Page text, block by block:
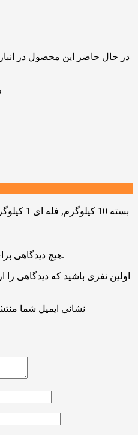
در حال حاضر این محصول در
هیچ دیدگاهی برای این محصول نوشته نشده است.
اولین نفری باشید که دیدگاهی
نشانی ایمیل شما